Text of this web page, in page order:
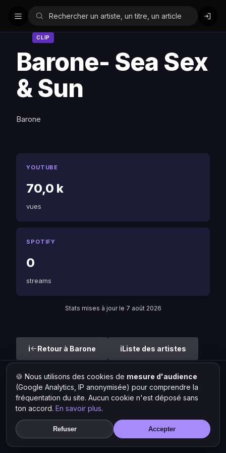
CLIP
Barone- Sea Sex
& Sun
Barone
YOUTUBE
70,0 k
vues
SPOTIFY
0
streams
Stats mises à jour le 7 août 2026
Retour à Barone Liste des artistes
Hit Lokal·L'actu rap & musique urbaine
© 2026 — Tous droits réservés ·Mentions légales·Gérer les
cookies
🍪 Nous utilisons des cookies de mesure d'audience
(Google Analytics, IP anonymisée) pour comprendre la
fréquentation du site. Aucun cookie n'est déposé sans
ton accord. En savoir plus.
Refuser Accepter